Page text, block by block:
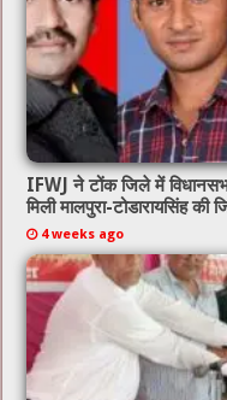
IFWJ ने टोंक जिले में
मिली मालपुरा-टोडारायसिंह की
4 weeks ago